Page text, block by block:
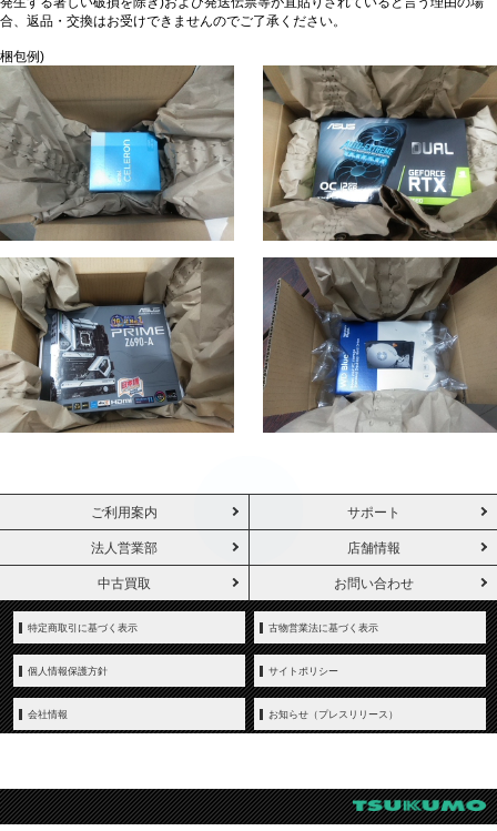
合、返品・交換はお受けできませんのでご了承ください。
梱包例)
ご利用案内 サポート
法人営業部 店舗情報
中古買取 お問い合わせ
特定商取引に基づく表示 古物営業法に基づく表示
個人情報保護方針 サイトポリシー
会社情報 お知らせ（プレスリリース）